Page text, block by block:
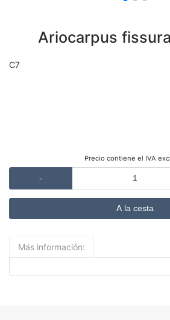
Ariocarpus
C7
Precio contiene el IVA
-
Más información: